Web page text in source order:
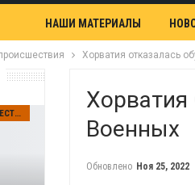
НАШИ МАТЕРИАЛЫ
Хорватия отказалась
Хорватия
Военных
Обновлено Ноя 25, 2022
НОВОСТИ И ПРОИСШЕСТВИЯ